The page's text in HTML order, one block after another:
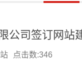
公司签订网站
点击数:346